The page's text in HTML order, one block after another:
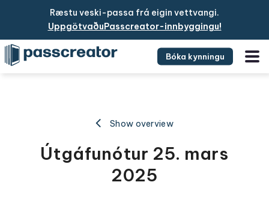
Ræstu veski-passa frá eigin vettvangi.
UppgötvaðuPasscreator-innbyggingu!
Bóka kynningu
Show overview
Útgáfunótur 25. mars
2025